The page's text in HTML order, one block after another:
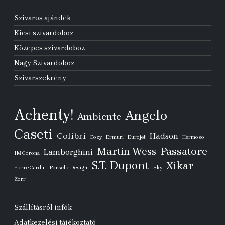
Szivaros ajándék
Kicsi szivardoboz
Közepes szivardoboz
Nagy Szivardoboz
Szivarszekrény
Achenty! Ambiente Angelo
Caseti Colibri Cozy Ermuri Eurojet Hadson Hermoso
IM Corona Lamborghini Martin Wess Passatore
Pierre Cardin Porsche Design S.T. Dupont Sky Xikar
Zorr
Szállításról infók
Adatkezelési tájékoztató